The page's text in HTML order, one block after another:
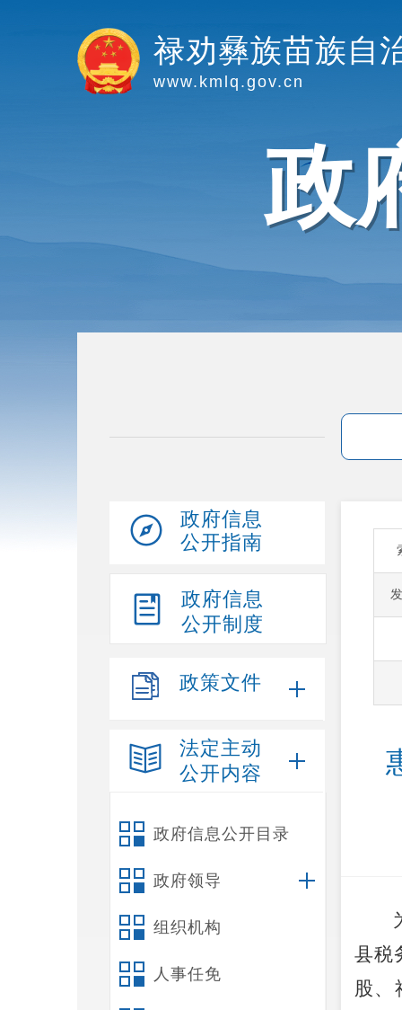
禄劝彝族苗族自
www.kmlq.gov.cn
政
政府信息
公开指南
政府信息
公开制度
政策文件
法定主动
公开内容
政府信息公开目录
政府领导
组织机构
人事任免
县税
股、